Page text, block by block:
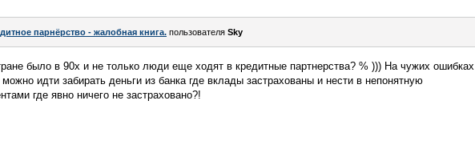
парнёрство - жалобная книга. пользователя Sky
было в 90х и не только люди еще ходят в кредитные партнерства? % ))) На чужих ошибках
идти забирать деньги из банка где вклады застрахованы и нести в непонятную
где явно ничего не застраховано?!